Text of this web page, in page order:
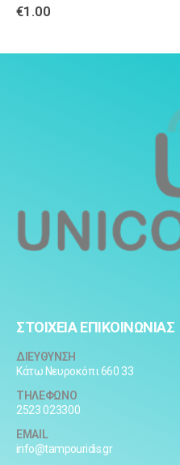
0out of 5
€1.00
ΣΤΟΙΧΕΙΑ ΕΠΙΚΟΙΝΩΝΙΑΣ
ΔΙΕΥΘΥΝΣΗ
Κάτω Νευροκόπι 660 33
ΤΗΛΕΦΩΝΟ
2523 023300
EMAIL
info@tampouridis.gr